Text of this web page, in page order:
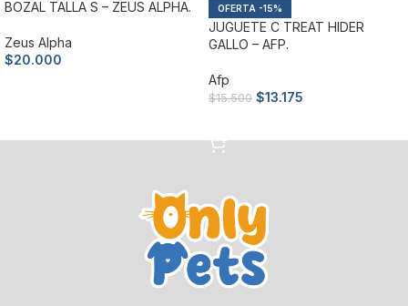
BOZAL TALLA S – ZEUS ALPHA.
Zeus Alpha
$20.000
-15%
JUGUETE C TREAT HIDER
GALLO – AFP.
Afp
$15.500 $13.175